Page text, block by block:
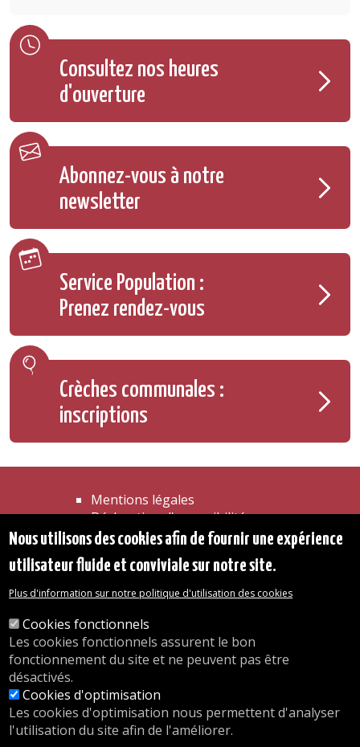
Consultez nos heures
d'ouverture
Abonnez-vous à notre
newsletter
Service Population :
Prenez rendez-vous
Crèches communales :
inscriptions
Mentions légales
Déclaration d'accessibilité
Transparence
Les services de l'administration
Organigramme
© 2026 Commune d'Auderghem
Rue Emile Idiers 12 - 1160 Auderghem
Tel. : 02/676.48.11.
Nos heures d'ouverture
Nous utilisons des cookies afin de fournir une expérience
utilisateur fluide et conviviale sur notre site.
Plus d'information sur notre politique d'utilisation des cookies
Cookies fonctionnels
Les cookies fonctionnels assurent le bon
fonctionnement du site et ne peuvent pas être
désactivés.
Cookies d'optimisation
Les cookies d'optimisation nous permettent d'analyser
l'utilisation du site afin de l'améliorer.